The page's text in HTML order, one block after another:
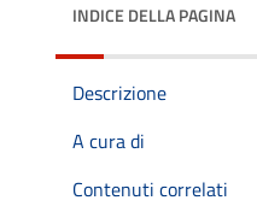
INDICE DELLA PAGINA
Descrizione
A cura di
Contenuti correlati